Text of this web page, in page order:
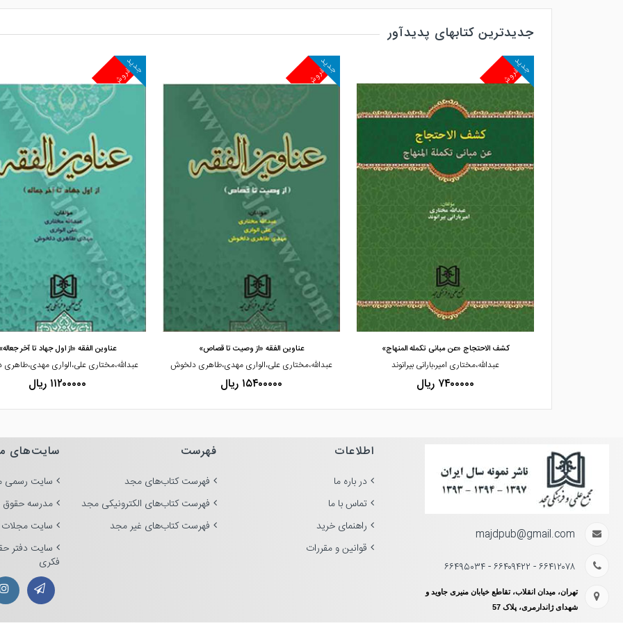
جدیدترین کتابهای پدیدآور
پرفروش
جدید
مشاهده و خرید
کشف الاحتجاج «عن مبانی تکمله المنهاج»
عبدالله،مختاری امیر،بارانی بیرانوند
۷۴۰۰۰۰۰ ریال
پرفروش
جدید
مشاهده و خرید
عناوین الفقه «از وصیت تا قصاص»
عبدالله،مختاری علی،الواری مهدی،طاهری دلخوش
۱۵۴۰۰۰۰۰ ریال
پرفروش
جدید
عناوین الفقه «از اول جهاد تا آخر جعاله»
عبدالله،مختاری علی،الواری
۱۱۲۰۰۰۰۰ ریال
majdpub@gmail.com
۶۶۴۱۲۰۷۸ - ۶۶۴۰۹۴۲۲ - ۶۶۴۹۵۰۳۴
تهران، میدان انقلاب، تقاطع خیابان منیری جاوید و
شهدای ژاندارمری، پلاک 57
اطلاعات
در باره ما
تماس با ما
راهنمای خرید
قوانین و مقررات
فهرست
فهرست کتاب‌های مجد
فهرست کتاب‌های الکترونیکی مجد
فهرست کتاب‌های غیر مجد
سایت‌های
سایت رسمی
مدرسه
سایت
سایت دفتر
فکری